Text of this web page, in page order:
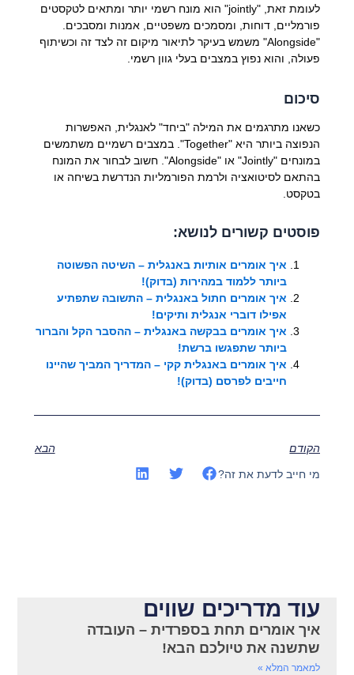
לעומת זאת, "jointly" הוא מונח רשמי יותר ומתאים לטקסטים
פורמליים, דוחות, ומסמכים משפטיים, אמנות ומסבכים.
"Alongside" משמש בעיקר לתיאור מיקום זה לצד זה וכשיתוף
פעולה, והוא נפוץ במצבים בעלי גוון רשמי.
סיכום
כשאנו מתרגמים את המילה "ביחד" לאנגלית, האפשרות
הנפוצה ביותר היא "Together". במצבים רשמיים משתמשים
במונחים "Jointly" או "Alongside". חשוב לבחור את המונח
בהתאם לסיטואציה ולרמת הפורמליות הנדרשת בשיחה או
בטקסט.
פוסטים קשורים לנושא:
איך אומרים אותיות באנגלית – השיטה הפשוטה
ביותר ללמוד במהירות (בדוק)!
איך אומרים חתול באנגלית – התשובה שתפתיע
אפילו דוברי אנגלית ותיקים!
איך אומרים בבקשה באנגלית – ההסבר הקל והברור
ביותר שתפגשו ברשת!
איך אומרים באנגלית קקי – המדריך המביך שהיינו
חייבים לפרסם (בדוק)!
הקודם הבא
מי חייב לדעת את זה?
עוד מדריכים שווים
איך אומרים תחת בספרדית – העובדה
שתשנה את טיולכם הבא!
למאמר המלא »